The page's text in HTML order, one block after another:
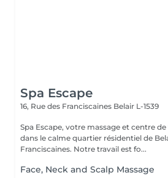
Spa Escape
16, Rue des Franciscaines Belair L-1539
Spa Escape, votre massage et centre
dans le calme quartier résidentiel de
Franciscaines. Notre travail est fo...
Face, Neck and Scalp Massage